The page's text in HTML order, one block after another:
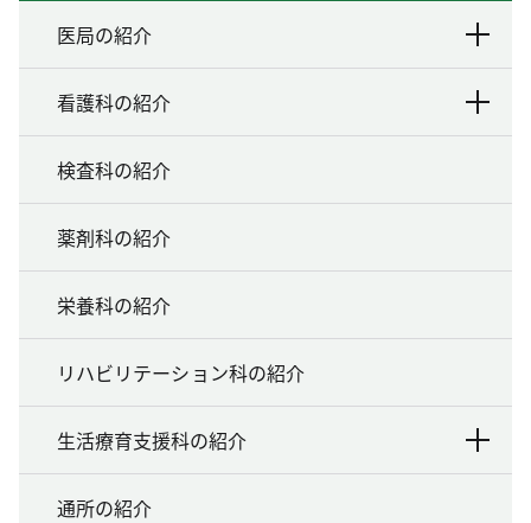
医局の紹介
看護科の紹介
検査科の紹介
薬剤科の紹介
栄養科の紹介
リハビリテーション科の紹介
生活療育支援科の紹介
通所の紹介